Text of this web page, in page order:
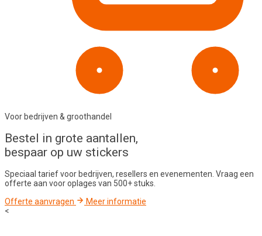
Voor bedrijven & groothandel
Bestel in grote aantallen,
bespaar op uw stickers
Speciaal tarief voor bedrijven, resellers en evenementen. Vraag een
offerte aan voor oplages van 500+ stuks.
Offerte aanvragen
Meer informatie
<